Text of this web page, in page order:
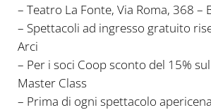
– Teatro La Fonte, Via Roma, 368 –
– Spettacoli ad ingresso gratuito
Arci
– Per i soci Coop sconto del 15%
Master Class
– Prima di ogni spettacolo